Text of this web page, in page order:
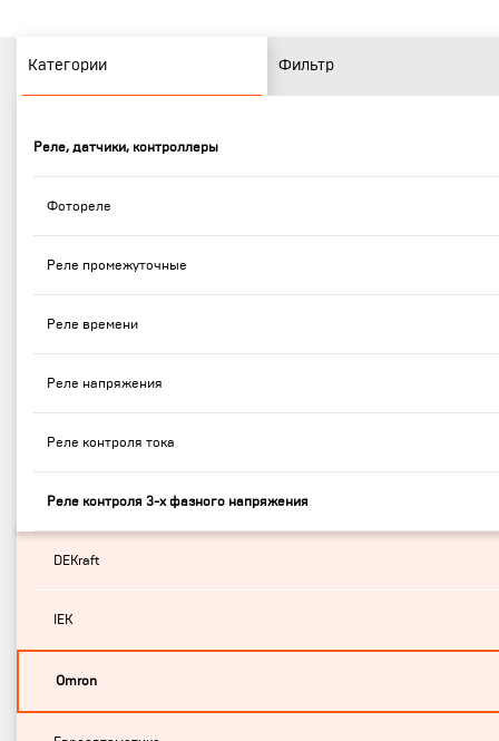
Категории Фильтр
Реле, датчики, контроллеры
Фотореле
Реле промежуточные
Реле времени
Реле напряжения
Реле контроля тока
Реле контроля 3-х фазного напряжения
DEKraft
IEK
Omron